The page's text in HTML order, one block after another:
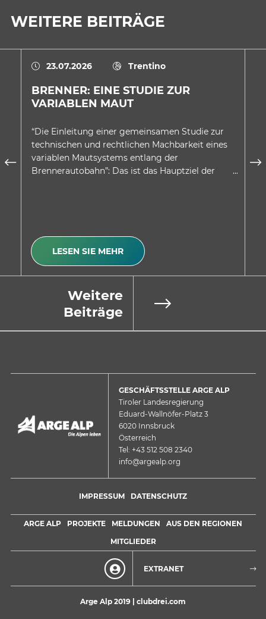
WEITERE BEITRÄGE
23.07.2026 Trentino
BRENNER: EINE STUDIE ZUR
VARIABLEN MAUT
“Die Einleitung einer gemeinsamen Studie zur
technischen und rechtlichen Machbarkeit eines
variablen Mautsystems entlang der
Brennerautobahn”: Das ist das Hauptziel der
LESEN SIE MEHR
Weitere
Beiträge
GESCHÄFTSSTELLE ARGE ALP
Tiroler Landesregierung
Eduard-Wallnöfer-Platz 3
6020 Innsbruck
Österreich
Tel: +43 512 508 2340
info@argealp.org
IMPRESSUM DATENSCHUTZ
ARGE ALP PROJEKTE MELDUNGEN
AUS DEN REGIONEN
MITGLIEDER
EXTRANET
Arge Alp 2019 | clubdrei.com